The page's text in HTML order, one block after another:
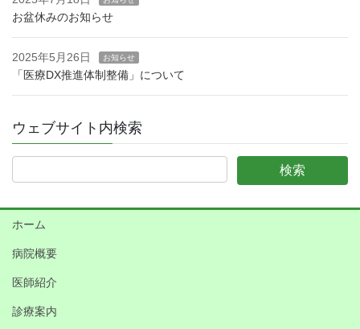
お盆休みのお知らせ
2025年5月26日 お知らせ
「医療DX推進体制整備」について
ウェブサイト内検索
ホーム
病院概要
医師紹介
診療案内